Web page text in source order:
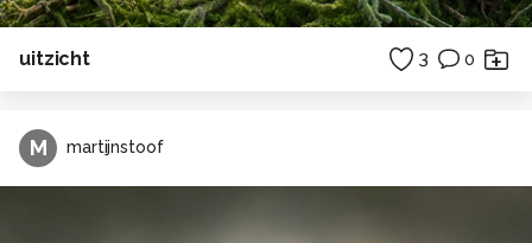
uitzicht 3 0
M martijnstoof